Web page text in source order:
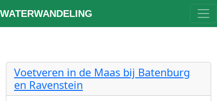
WATERWANDELING
Voetveren in de Maas bij Batenburg
en Ravenstein